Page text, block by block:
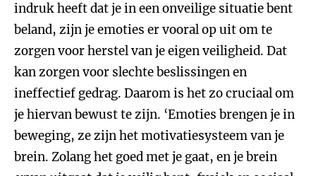
indruk heeft dat je in een onveilige situatie bent
beland, zijn je emoties er vooral op uit om te
zorgen voor herstel van je eigen veiligheid. Dat
kan zorgen voor slechte beslissingen en
ineffectief gedrag. Daarom is het zo cruciaal om
je hiervan bewust te zijn. ‘Emoties brengen je in
beweging, ze zijn het motivatiesysteem van je
brein. Zolang het goed met je gaat, en je brein